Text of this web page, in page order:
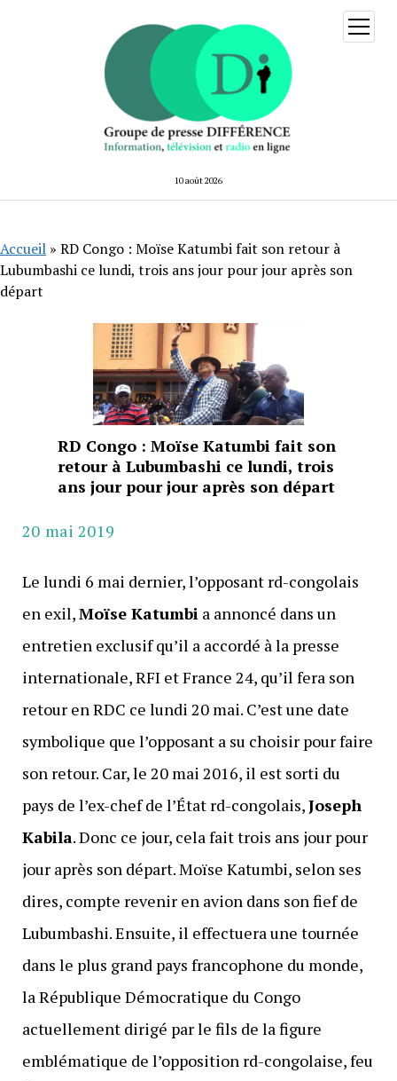
10 août 2026
ouvrir
menu
Accueil » RD Congo : Moïse Katumbi fait son retour à
Lubumbashi ce lundi, trois ans jour pour jour après son
départ
RD Congo : Moïse Katumbi fait son
retour à Lubumbashi ce lundi, trois
ans jour pour jour après son départ
20 mai 2019
Le lundi 6 mai dernier, l’opposant rd-congolais
en exil,Moïse Katumbia annoncé dans un
entretien exclusif qu’il a accordé à la presse
internationale, RFI et France 24, qu’il fera son
retour en RDC ce lundi 20 mai. C’est une date
symbolique que l’opposant a su choisir pour faire
son retour. Car, le 20 mai 2016, il est sorti du
pays de l’ex-chef de l’État rd-congolais,Joseph
Kabila. Donc ce jour, cela fait trois ans jour pour
jour après son départ. Moïse Katumbi, selon ses
dires, compte revenir en avion dans son fief de
Lubumbashi. Ensuite, il effectuera une tournée
dans le plus grand pays francophone du monde,
la République Démocratique du Congo
actuellement dirigé par le fils de la figure
emblématique de l’opposition rd-congolaise, feu